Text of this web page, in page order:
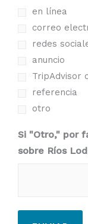
en línea
correo
redes
anuncio
TripAdvisor
referencia
otro
Si "Otro," por
sobre Ríos